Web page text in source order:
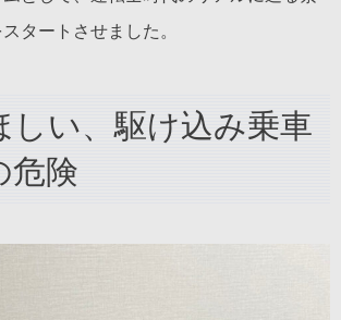
タートさせました。
しい、駆け込み乗車
危険